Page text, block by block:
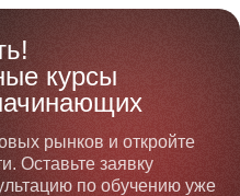
курсы
рынков и откройте
Оставьте заявку
по обучению уже